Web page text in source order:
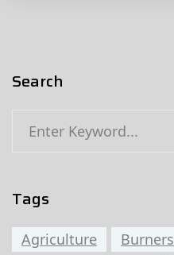
Search
Tags
Agriculture Burners